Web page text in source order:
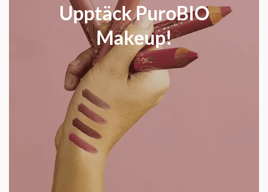
Upptäck PuroBIO
Makeup!